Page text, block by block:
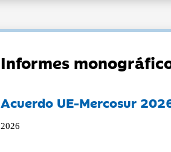
Informes
Acuerdo UE-Mercosur
2026